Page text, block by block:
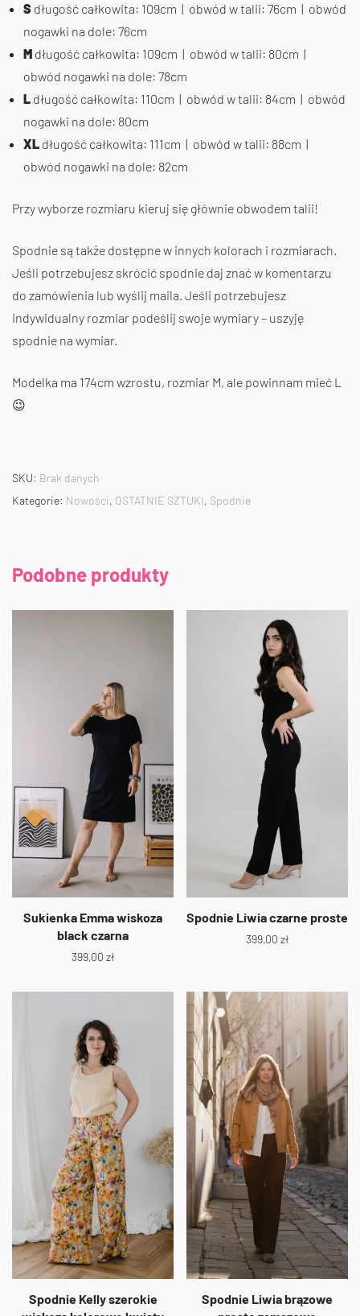
S długość całkowita: 109cm | obwód w talii: 76cm | obwód
nogawki na dole: 76cm
M długość całkowita: 109cm | obwód w talii: 80cm |
obwód nogawki na dole: 78cm
L długość całkowita: 110cm | obwód w talii: 84cm | obwód
nogawki na dole: 80cm
XL długość całkowita: 111cm | obwód w talii: 88cm |
obwód nogawki na dole: 82cm
Przy wyborze rozmiaru kieruj się głównie obwodem talii!
Spodnie są także dostępne w innych kolorach i rozmiarach.
Jeśli potrzebujesz skrócić spodnie daj znać w komentarzu
do zamówienia lub wyślij maila. Jeśli potrzebujesz
indywidualny rozmiar podeślij swoje wymiary – uszyję
spodnie na wymiar.
Modelka ma 174cm wzrostu, rozmiar M, ale powinnam mieć L
😉
SKU: Brak danych
Kategorie: Nowości, OSTATNIE SZTUKI, Spodnie
Podobne produkty
Sukienka Emma wiskoza
black czarna
399,00 zł
Spodnie Liwia czarne proste
399,00 zł
Spodnie Kelly szerokie
Spodnie Liwia brązowe